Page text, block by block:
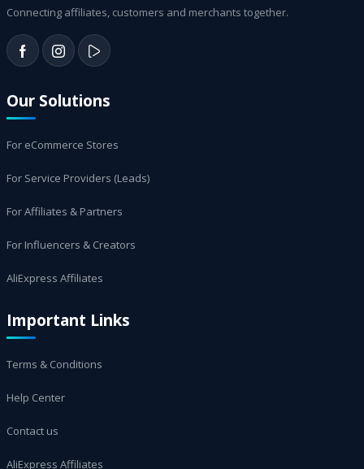
Connecting affiliates, customers and merchants together.
Our Solutions
For eCommerce Stores
For Service Providers (Leads)
For Affiliates & Partners
For Influencers & Creators
AliExpress Affiliates
Important Links
Terms & Conditions
Help Center
Contact us
AliExpress Affiliates